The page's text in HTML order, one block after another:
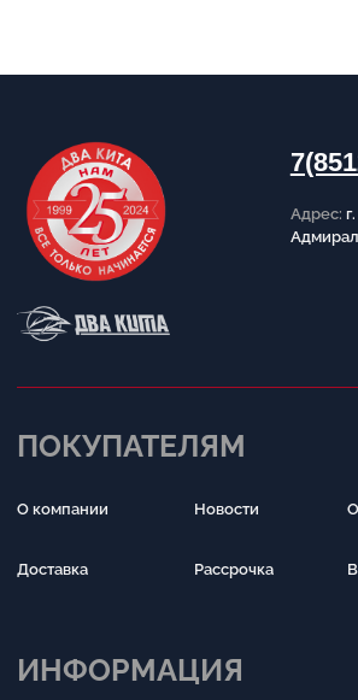
Написать в Telegram
Публичная оферта
Разработка сайта